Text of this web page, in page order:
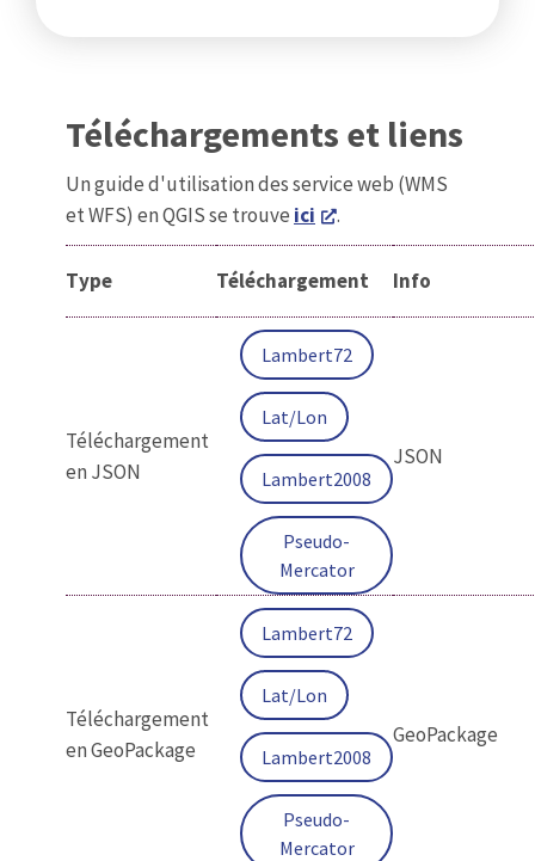
Téléchargements et liens
Un guide d'utilisation des service web (WMS
et WFS) en QGIS se trouve ici .
Type Téléchargement Info
Téléchargement
en JSON
Lambert72
Lat/Lon
Lambert2008
Pseudo-
Mercator
JSON
Téléchargement
en GeoPackage
Lambert72
Lat/Lon
Lambert2008
Pseudo-
Mercator
GeoPackage